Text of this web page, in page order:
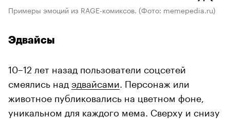
Примеры эмоций из RAGE-комиксов. (Фото: memepedia.ru)
Эдвайсы
10–12 лет назад пользователи соцсетей
смеялись над эдвайсами . Персонаж или
животное публиковались на цветном фоне,
уникальном для каждого мема. Сверху и снизу